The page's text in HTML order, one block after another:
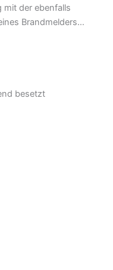
mit der ebenfalls
Brandmelders…
besetzt